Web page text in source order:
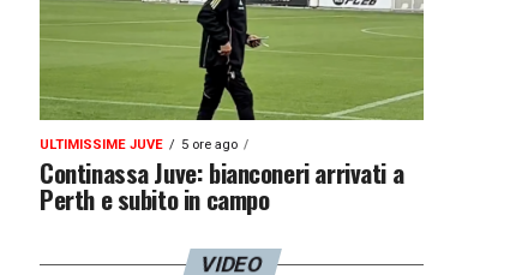
ULTIMISSIME JUVE 5 ore ago
Continassa Juve: bianconeri arrivati a
Perth e subito in campo
VIDEO